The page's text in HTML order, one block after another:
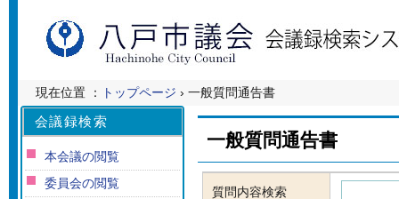
現在位置 ： トップページ › 一般質問通告書
一般質問通告書
質問内容検索
会議録検索
本会議の閲覧
委員会の閲覧